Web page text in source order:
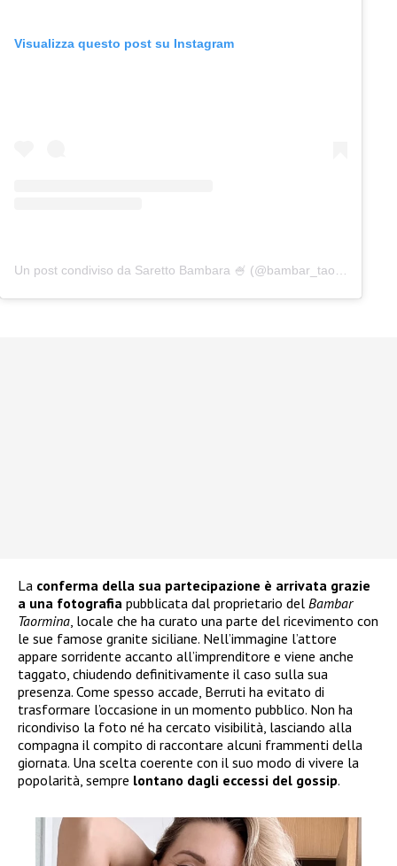
Visualizza questo post su Instagram
La conferma della sua partecipazione è arrivata grazie
a una fotografia pubblicata dal proprietario del Bambar
Taormina, locale che ha curato una parte del ricevimento con
le sue famose granite siciliane. Nell’immagine l’attore
appare sorridente accanto all’imprenditore e viene anche
taggato, chiudendo definitivamente il caso sulla sua
presenza. Come spesso accade, Berruti ha evitato di
trasformare l’occasione in un momento pubblico. Non ha
ricondiviso la foto né ha cercato visibilità, lasciando alla
compagna il compito di raccontare alcuni frammenti della
giornata. Una scelta coerente con il suo modo di vivere la
popolarità, sempre lontano dagli eccessi del gossip.